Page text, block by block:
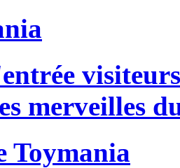
merveilles
Toymania